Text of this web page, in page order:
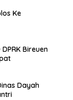
Ke
Bireuen
Dayah